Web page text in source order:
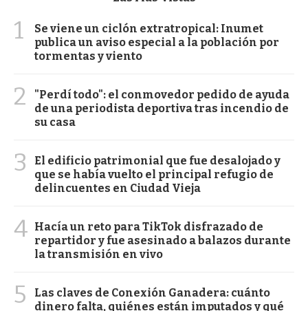
1
Se viene un ciclón extratropical: Inumet
publica un aviso especial a la población por
tormentas y viento
2
"Perdí todo": el conmovedor pedido de ayuda
de una periodista deportiva tras incendio de
su casa
3
El edificio patrimonial que fue desalojado y
que se había vuelto el principal refugio de
delincuentes en Ciudad Vieja
4 Hacía un reto para TikTok disfrazado de
repartidor y fue asesinado a balazos durante
la transmisión en vivo
5
Las claves de Conexión Ganadera: cuánto
dinero falta, quiénes están imputados y qué